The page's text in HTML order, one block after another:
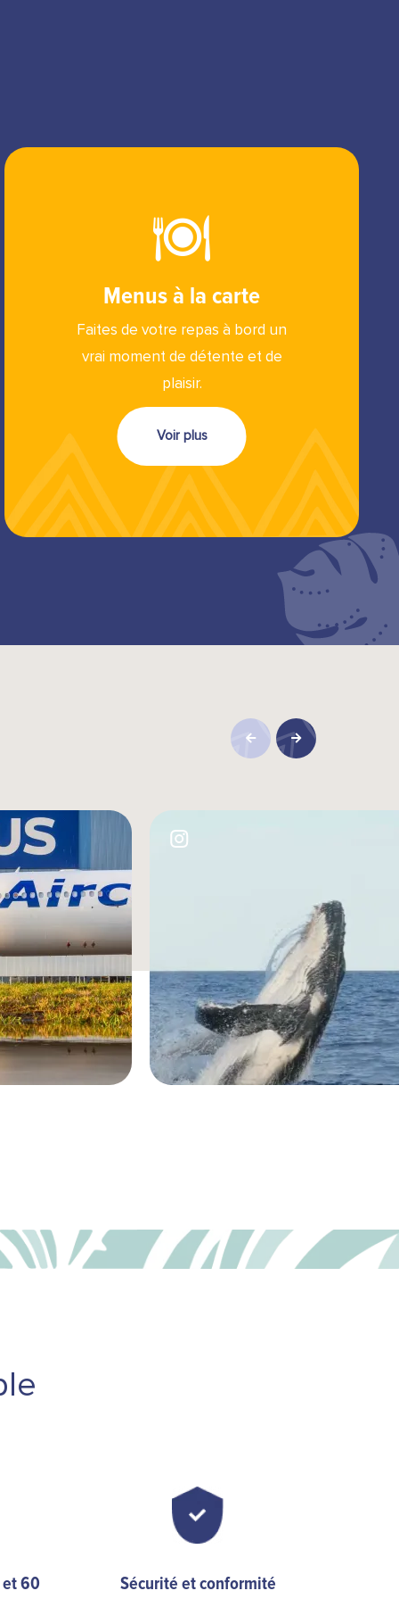
Menus à la carte
Faites de votre repas à bord un
vrai moment de détente et de
plaisir.
Voir plus
et 60 Sécurité et conformité